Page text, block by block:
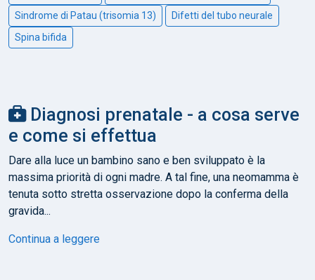
Sindrome di Patau (trisomia 13)
Difetti del tubo neurale
Spina bifida
Diagnosi prenatale - a cosa serve
e come si effettua
Dare alla luce un bambino sano e ben sviluppato è la
massima priorità di ogni madre. A tal fine, una neomamma è
tenuta sotto stretta osservazione dopo la conferma della
gravida...
Continua a leggere